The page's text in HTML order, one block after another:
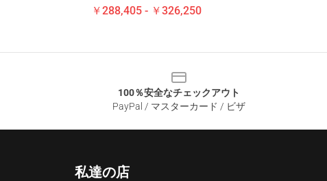
￥288,405 - ￥326,250
100％安全なチェックアウト
PayPal / マスターカード / ビザ
私達の店